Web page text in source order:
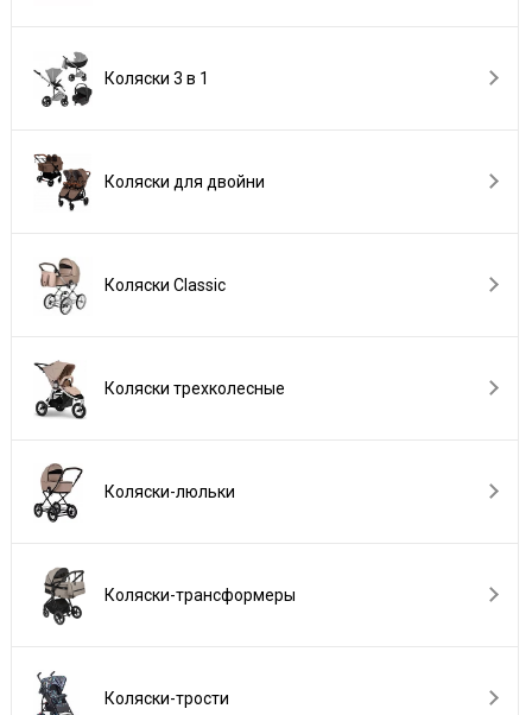
Коляски 3 в 1
Коляски для двойни
Коляски Сlassic
Коляски трехколесные
Коляски-люльки
Коляски-трансформеры
Коляски-трости